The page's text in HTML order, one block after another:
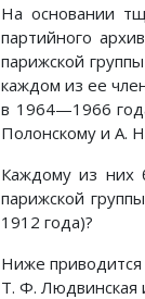
На основании
партийного
парижской
каждом из ее
в 1964—1966
Полонскому и А.
Каждому из них
парижской
1912 года)?
Ниже приводится
Т. Ф. Людвинская